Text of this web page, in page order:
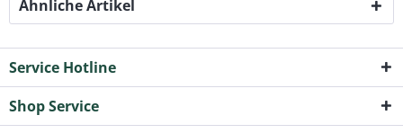
Ähnliche Artikel
Service Hotline
Shop Service